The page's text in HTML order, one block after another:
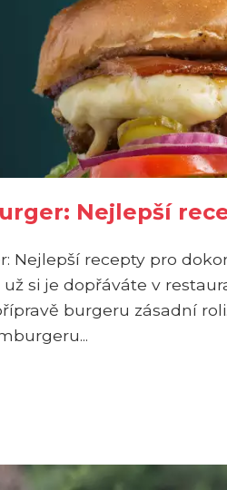
Nejlepší
Nejlepší recepty pro
si je dopřáváte v
burgeru zásadní